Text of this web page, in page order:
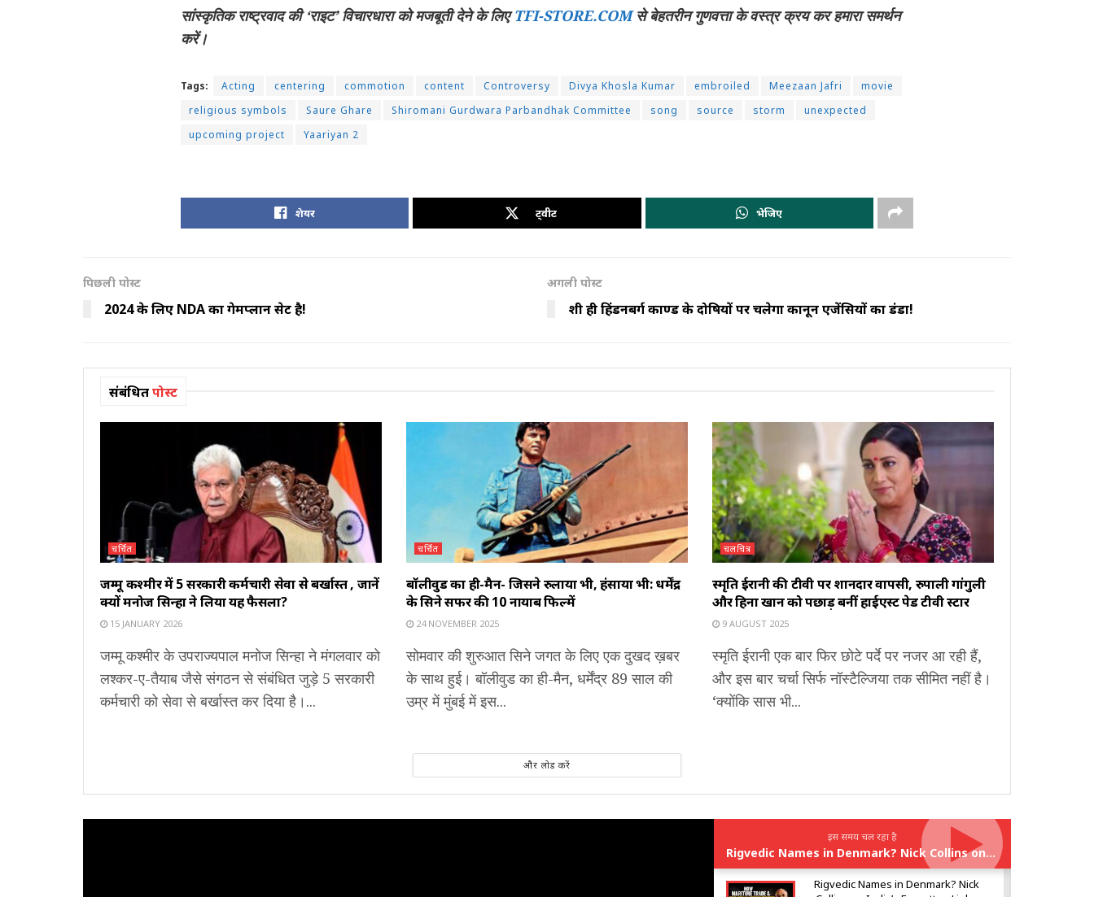
सांस्कृतिक राष्ट्रवाद की ‘राइट’ विचारधारा को मजबूती देने के लिएTFI-STORE.COMसे बेहतरीन गुणवत्ता के वस्त्र क्रय कर हमारा समर्थन
करें।
Tags: Acting centering commotion content Controversy Divya Khosla Kumar embroiled Meezaan Jafri
movie
religious symbols
Saure Ghare Shiromani Gurdwara Parbandhak Committee song source storm
unexpected
upcoming project
Yaariyan 2
शेयर ट्वीट भेजिए
पिछली पोस्ट
2024 के लिए NDA का गेमप्लान सेट है!
अगली पोस्ट
शीघ्र ही हिंडनबर्ग काण्ड के दोषियों पर चलेगा कानून एजेंसियों का डंडा!
संबंधितपोस्ट
चर्चित
जम्मू कश्मीर में 5 सरकारी कर्मचारी सेवा से बर्खास्त , जानें
क्यों मनोज सिन्हा ने लिया यह फैसला?
15 JANUARY 2026
जम्मू कश्मीर के उपराज्यपाल मनोज सिन्हा ने मंगलवार को
लश्कर-ए-तैयाब जैसे संगठन से संबंधित जुड़े 5 सरकारी
कर्मचारी को सेवा से बर्खास्त कर दिया है।...
चर्चित
बॉलीवुड का ही-मैन- जिसने रुलाया भी, हंसाया भी: धर्मेंद्र
के सिने सफर की 10 नायाब फिल्में
24 NOVEMBER 2025
सोमवार की शुरुआत सिने जगत के लिए एक दुखद ख़बर
के साथ हुई। बॉलीवुड का ही-मैन, धर्मेंद्र 89 साल की
उम्र में मुंबई में इस...
चलचित्र
स्मृति ईरानी की टीवी पर शानदार वापसी, रुपाली गांगुली
और हिना खान को पछाड़ बनीं हाईएस्ट पेड टीवी स्टार
9 AUGUST 2025
स्मृति ईरानी एक बार फिर छोटे पर्दे पर नजर आ रही हैं,
और इस बार चर्चा सिर्फ नॉस्टैल्जिया तक सीमित नहीं है।
‘क्योंकि सास भी...
और लोड करें
इस समय चल रहा है
Rigvedic Names in Denmark? Nick Collins on India’s Forgotten Links With Europe
Rigvedic Names in Denmark? Nick